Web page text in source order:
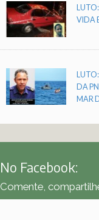
VIDA
DA
MAR
No Facebook:
Comente,